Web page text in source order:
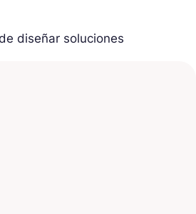
diseñar soluciones